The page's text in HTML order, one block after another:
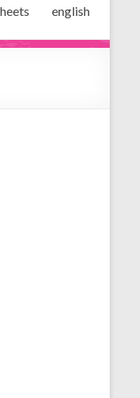
english